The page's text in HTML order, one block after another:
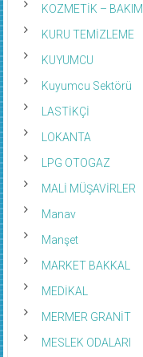
KOZMETİK – BAKIM
KURU TEMİZLEME
KUYUMCU
Kuyumcu Sektörü
LASTİKÇİ
LOKANTA
LPG OTOGAZ
MALİ MÜŞAVİRLER
Manav
Manşet
MARKET BAKKAL
MEDİKAL
MERMER GRANİT
MESLEK ODALARI